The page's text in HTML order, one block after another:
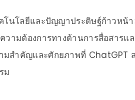
โนโลยีและปัญญาประดิษฐ์ก้าวหน้า
วามต้องการทางด้านการสื่อสารแ
มสำคัญและศักยภาพที่ ChatGPT
ม